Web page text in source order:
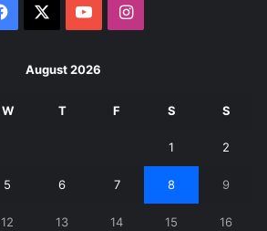
Facebook YouTubeInstagram
August 2026
W T F S S
1 2
5 6 7 8 9
12 13 14 15 16